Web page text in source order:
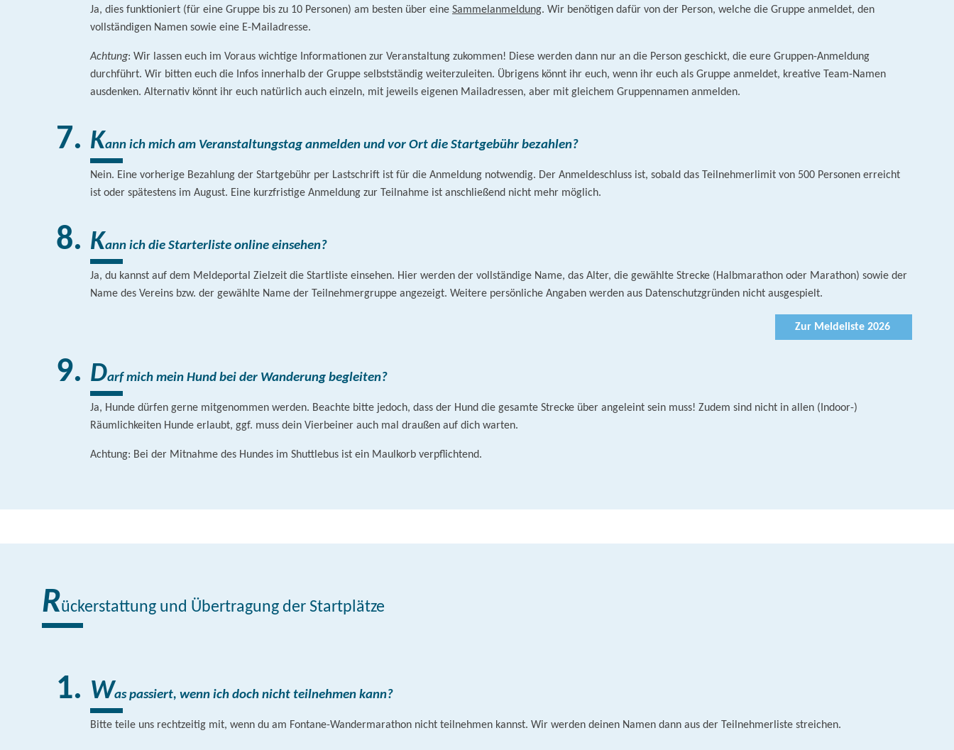
Ja, dies funktioniert (für eine Gruppe bis zu 10 Personen) am besten über eine Sammelanmeldung. Wir benötigen dafür von der Person, welche die Gruppe anmeldet, den
vollständigen Namen sowie eine E-Mailadresse.
Achtung: Wir lassen euch im Voraus wichtige Informationen zur Veranstaltung zukommen! Diese werden dann nur an die Person geschickt, die eure Gruppen-Anmeldung
durchführt. Wir bitten euch die Infos innerhalb der Gruppe selbstständig weiterzuleiten. Übrigens könnt ihr euch, wenn ihr euch als Gruppe anmeldet, kreative Team-Namen
ausdenken. Alternativ könnt ihr euch natürlich auch einzeln, mit jeweils eigenen Mailadressen, aber mit gleichem Gruppennamen anmelden.
Kann ich mich am Veranstaltungstag anmelden und vor Ort die Startgebühr bezahlen?
Nein. Eine vorherige Bezahlung der Startgebühr per Lastschrift ist für die Anmeldung notwendig. Der Anmeldeschluss ist, sobald das Teilnehmerlimit von 500 Personen erreicht
ist oder spätestens im August. Eine kurzfristige Anmeldung zur Teilnahme ist anschließend nicht mehr möglich.
Kann ich die Starterliste online einsehen?
Ja, du kannst auf dem Meldeportal Zielzeit die Startliste einsehen. Hier werden der vollständige Name, das Alter, die gewählte Strecke (Halbmarathon oder Marathon) sowie der
Name des Vereins bzw. der gewählte Name der Teilnehmergruppe angezeigt. Weitere persönliche Angaben werden aus Datenschutzgründen nicht ausgespielt.
Zur Meldeliste 2026
Darf mich mein Hund bei der Wanderung begleiten?
Ja, Hunde dürfen gerne mitgenommen werden. Beachte bitte jedoch, dass der Hund die gesamte Strecke über angeleint sein muss! Zudem sind nicht in allen (Indoor-)
Räumlichkeiten Hunde erlaubt, ggf. muss dein Vierbeiner auch mal draußen auf dich warten.
Achtung: Bei der Mitnahme des Hundes im Shuttlebus ist ein Maulkorb verpflichtend.
Rückerstattung und Übertragung der Startplätze
Was passiert, wenn ich doch nicht teilnehmen kann?
Bitte teile uns rechtzeitig mit, wenn du am Fontane-Wandermarathon nicht teilnehmen kannst. Wir werden deinen Namen dann aus der Teilnehmerliste streichen.